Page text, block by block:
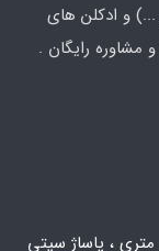
...) و ادکلن های
رایگان .
، پاساژ سیتی